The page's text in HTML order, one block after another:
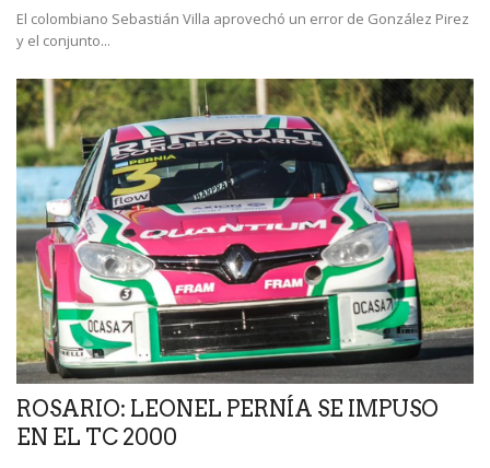
El colombiano Sebastián Villa aprovechó un error de González Pirez
y el conjunto...
ROSARIO: LEONEL PERNÍA SE IMPUSO
EN EL TC 2000